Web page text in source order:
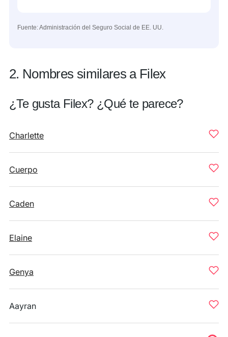
Fuente: Administración del Seguro Social de EE. UU.
2. Nombres similares a Filex
¿Te gusta Filex? ¿Qué te parece?
Charlette
Cuerpo
Caden
Elaine
Genya
Aayran